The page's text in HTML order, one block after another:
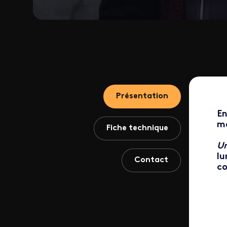
Présentation
Fiche technique
Contact